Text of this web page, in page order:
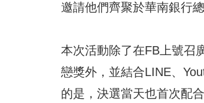
邀請他們齊聚於華南銀行
本次活動除了在FB上號召
戀獎外，並結合LINE、
的是，決選當天也首次配